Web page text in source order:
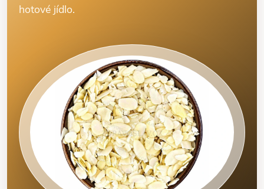
hotové jídlo.